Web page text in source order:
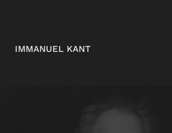
IMMANUEL KANT